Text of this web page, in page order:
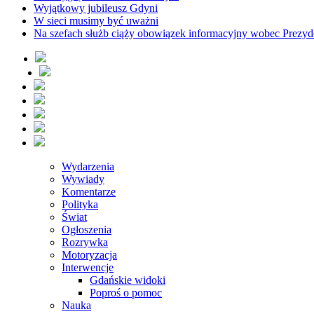
Wyjątkowy jubileusz Gdyni
W sieci musimy być uważni
Na szefach służb ciąży obowiązek informacyjny wobec
Wydarzenia
Wywiady
Komentarze
Polityka
Świat
Ogłoszenia
Rozrywka
Motoryzacja
Interwencje
Gdańskie widoki
Poproś o pomoc
Nauka